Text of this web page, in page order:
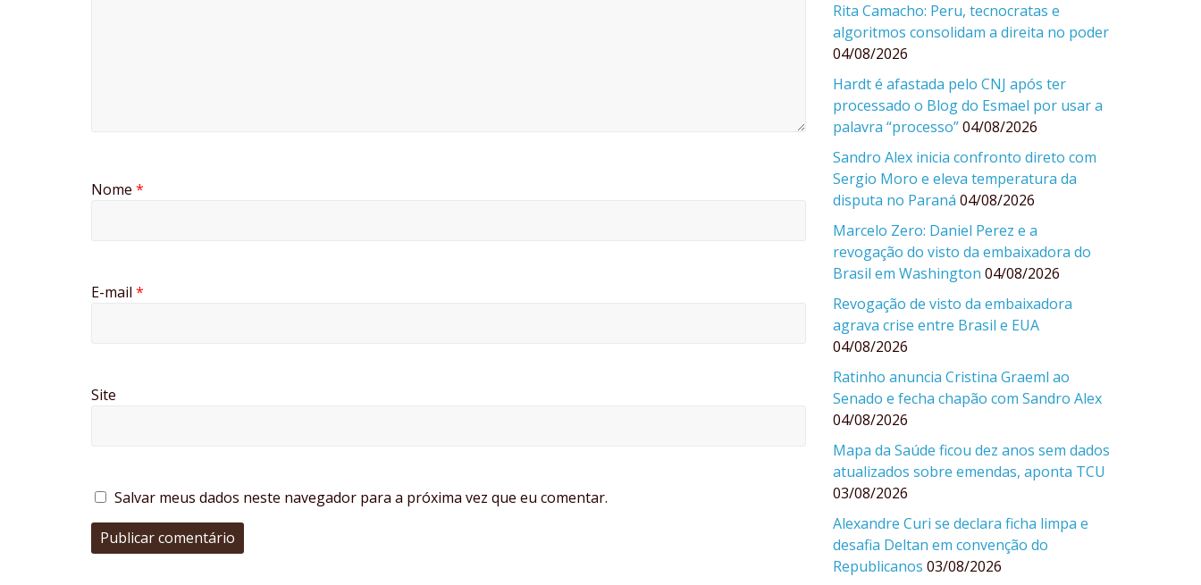
Nome *
E-mail *
Site
Salvar meus dados neste navegador para a próxima vez que eu comentar.
Rita Camacho: Peru, tecnocratas e
algoritmos consolidam a direita no poder
04/08/2026
Hardt é afastada pelo CNJ após ter
processado o Blog do Esmael por usar a
palavra “processo”04/08/2026
Sandro Alex inicia confronto direto com
Sergio Moro e eleva temperatura da
disputa no Paraná 04/08/2026
Marcelo Zero: Daniel Perez e a
revogação do visto da embaixadora do
Brasil em Washington 04/08/2026
Revogação de visto da embaixadora
agrava crise entre Brasil e EUA
04/08/2026
Ratinho anuncia Cristina Graeml ao
Senado e fecha chapão com Sandro Alex
04/08/2026
Mapa da Saúde ficou dez anos sem dados
atualizados sobre emendas, aponta TCU
03/08/2026
Alexandre Curi se declara ficha limpa e
desafia Deltan em convenção do
Republicanos 03/08/2026